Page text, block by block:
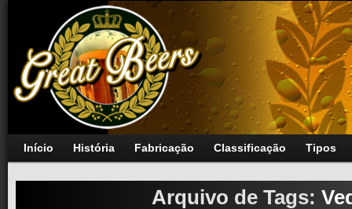
Início História Fabricação Classificação Tipos
Arquivo de Tags: